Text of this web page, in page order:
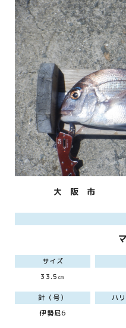
大 阪 市
サイズ
33.5㎝
針（号）
伊勢尼6
ハ